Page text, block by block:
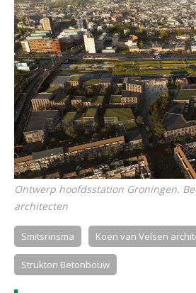
Ontwerp hoofdsstation Groningen.
architecten
Smitsrinsma Koen van Velsen
Strukton Betonbouw